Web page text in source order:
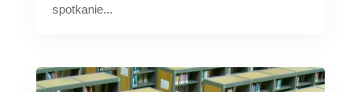
spotkanie...